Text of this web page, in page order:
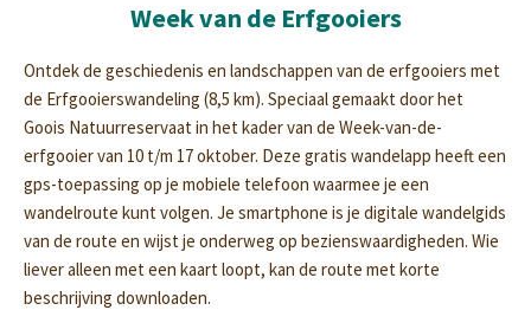
Week van de Erfgooiers
Ontdek de geschiedenis en landschappen van de erfgooiers met
de Erfgooierswandeling (8,5 km). Speciaal gemaakt door het
Goois Natuurreservaat in het kader van de Week-van-de-
erfgooier van 10 t/m 17 oktober. Deze gratis wandelapp heeft een
gps-toepassing op je mobiele telefoon waarmee je een
wandelroute kunt volgen. Je smartphone is je digitale wandelgids
van de route en wijst je onderweg op bezienswaardigheden. Wie
liever alleen met een kaart loopt, kan de route met korte
beschrijving downloaden.